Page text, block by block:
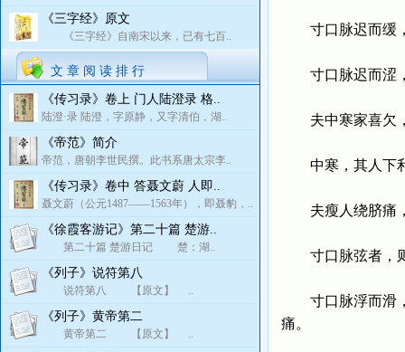
《三字经》原文
《三字经》自南宋以来，已有七百..
文 章 阅 读 排 行
《传习录》卷上 门人陆澄录 格..
陆澄·录 陆澄，字原静，又字清伯，湖..
《帝范》简介
帝范，唐朝李世民撰。此书系唐太宗李..
《传习录》卷中 答聂文蔚 人即..
聂文蔚（公元1487——1563年），即聂豹，..
《徐霞客游记》第二十篇 楚游..
第二十篇 楚游日记 楚：湖..
《列子》说符第八
说符第八 【原文】 ..
《列子》黄帝第二
黄帝第二 【原文】 ..
寸口脉迟而缓，
寸口脉迟而涩，
夫中寒家喜欠，
中寒，其人下利
夫瘦人绕脐痛，
寸口脉弦者，则
寸口脉浮而滑，
痛。